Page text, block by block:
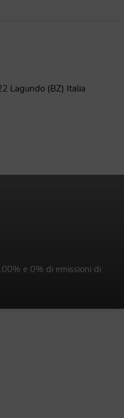
Lagundo (BZ) Italia
e 0% di emissioni di